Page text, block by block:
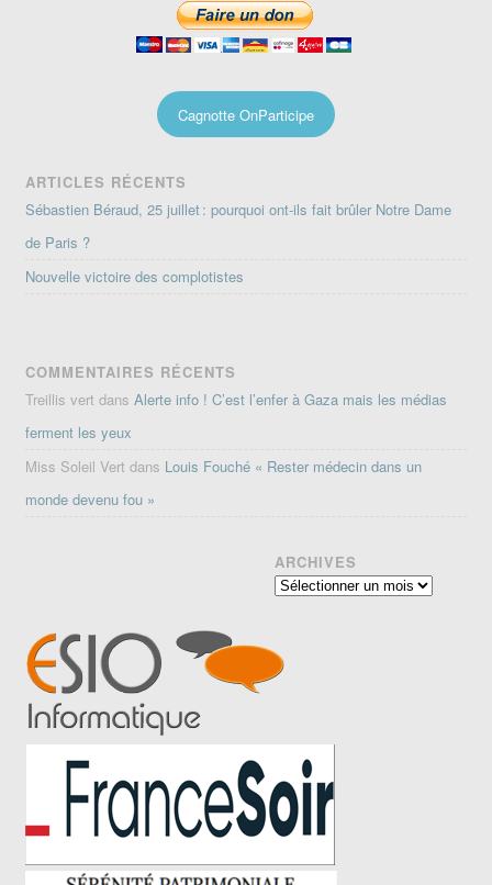
Cagnotte OnParticipe
ARTICLES RÉCENTS
Sébastien Béraud, 25 juillet : pourquoi ont-ils fait brûler Notre Dame
de Paris ?
Nouvelle victoire des complotistes
COMMENTAIRES RÉCENTS
Treillis vert dansAlerte info ! C’est l’enfer à Gaza mais les médias
ferment les yeux
Miss Soleil Vert dans Louis Fouché « Rester médecin dans un
monde devenu fou »
ARCHIVES
Archives